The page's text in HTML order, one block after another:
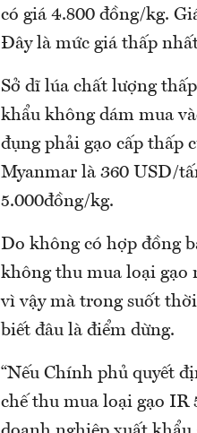
có giá 4.800 đồng/kg.
Đây là mức giá thấp
Sở dĩ lúa chất lượng
khẩu không dám mua
đụng phải gạo cấp thấp
Myanmar là 360 USD/
5.000đồng/kg.
Do không có hợp đồng
không thu mua loại gạo
vì vậy mà trong suốt
biết đâu là điểm dừng.
“Nếu Chính phủ quyết
chế thu mua loại gạo IR